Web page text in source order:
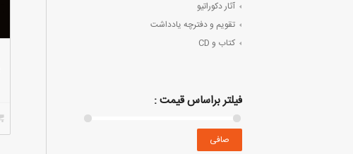
آثار دکوراتیو
تقویم و دفترچه یادداشت
کتاب و CD
فیلتر براساس قیمت :
صافی